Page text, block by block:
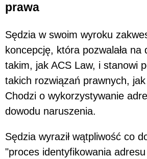
prawa
Sędzia w swoim wyroku
koncepcję, która pozwalała na
takim, jak ACS Law, i stanowi
takich rozwiązań prawnych,
Chodzi o wykorzystywanie
dowodu naruszenia.
Sędzia wyraził wątpliwość co
"proces identyfikowania